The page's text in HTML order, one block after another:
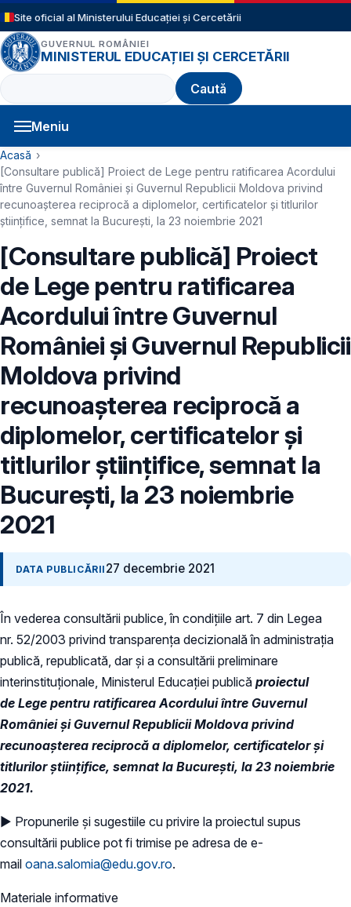
Sari la conținutul principal
Site oficial al Ministerului Educației și Cercetării
GUVERNUL ROMÂNIEI
MINISTERUL EDUCAȚIEI ȘI CERCETĂRII
Caută
Meniu
Navigație principală
Cale de navigare
Acasă
[Consultare publică] Proiect de Lege pentru ratificarea Acordului
între Guvernul României şi Guvernul Republicii Moldova privind
recunoașterea reciprocă a diplomelor, certificatelor şi titlurilor
științifice, semnat la București, la 23 noiembrie 2021
[Consultare publică] Proiect
de Lege pentru ratificarea
Acordului între Guvernul
României şi Guvernul Republicii
Moldova privind
recunoașterea reciprocă a
diplomelor, certificatelor şi
titlurilor științifice, semnat la
București, la 23 noiembrie
2021
DATA PUBLICĂRII 27 decembrie 2021
În vederea consultării publice, în condiţiile art. 7 din Legea
nr. 52/2003 privind transparenţa decizională în administraţia
publică, republicată, dar și a consultării preliminare
interinstituționale, Ministerul Educaţiei publică proiectul
de Lege pentru ratificarea Acordului între Guvernul
României şi Guvernul Republicii Moldova privind
recunoașterea reciprocă a diplomelor, certificatelor şi
titlurilor științifice, semnat la București, la 23 noiembrie
2021.
► Propunerile și sugestiile cu privire la proiectul supus
consultării publice pot fi trimise pe adresa de e-
mail oana.salomia@edu.gov.ro.
Materiale informative